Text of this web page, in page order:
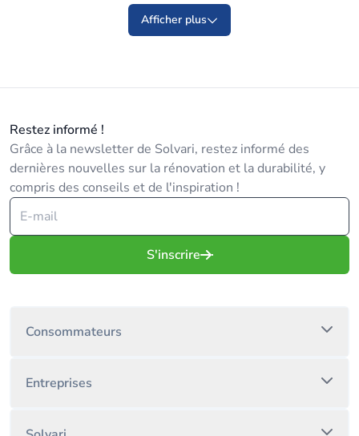
Afficher plus
Restez informé !
Grâce à la newsletter de Solvari, restez informé des
dernières nouvelles sur la rénovation et la durabilité, y
compris des conseils et de l'inspiration !
S'inscrire
Consommateurs
Entreprises